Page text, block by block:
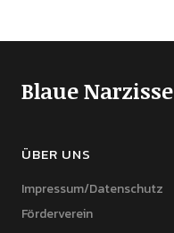
Blaue Narzisse
ÜBER UNS
Impressum/Datenschutz
Förderverein